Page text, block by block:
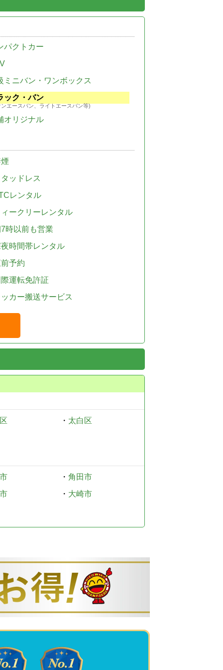
パクトカー
ミニバン・ワンボックス
ック・バン
エースバン、ライトエースバン等)
オリジナル
ッドレス
レンタル
ークリーレンタル
時以前も営業
時間帯レンタル
予約
運転免許証
カー搬送サービス
・ 太白区
・ 角田市
・ 大崎市